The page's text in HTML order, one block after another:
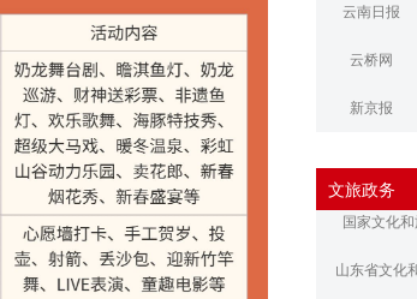
云南日报
云桥网
新京报
江南都市报
文旅政务
国家文化
山东省文化